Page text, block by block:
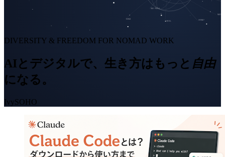
NAIROBI
SYDNEY
SAO PAULO
DUBAI
DIVERSITY & FREEDOM FOR NOMAD WORK
AIとデジタルで、生き方はもっと 自由
になる。
IvySOHO